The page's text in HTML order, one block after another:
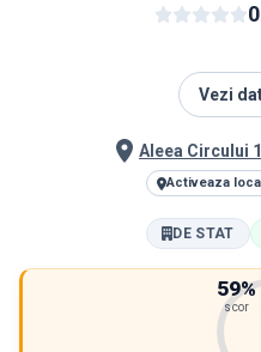
Vezi
Aleea Circului
Activeaza
DE STAT
59%
scor